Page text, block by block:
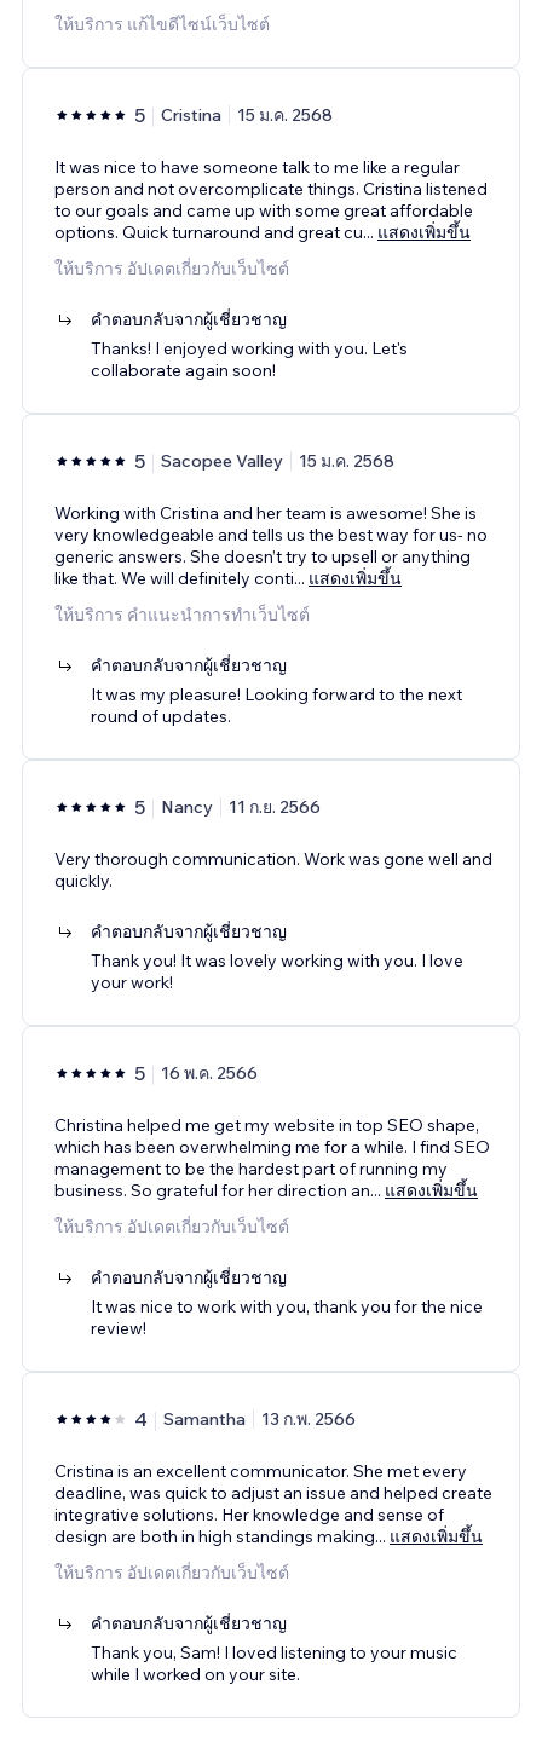
ให้บริการ แก้ไขดีไซน์เว็บไซต์
5 Cristina 15 ม.ค. 2568
It was nice to have someone talk to me like a regular
person and not overcomplicate things. Cristina listened
to our goals and came up with some great affordable
options. Quick turnaround and great cu... แสดงเพิ่มขึ้น
ให้บริการ อัปเดตเกี่ยวกับเว็บไซต์
คำตอบกลับจากผู้เชี่ยวชาญ
Thanks! I enjoyed working with you. Let's
collaborate again soon!
5 Sacopee Valley 15 ม.ค. 2568
Working with Cristina and her team is awesome! She is
very knowledgeable and tells us the best way for us- no
generic answers. She doesn’t try to upsell or anything
like that. We will definitely conti... แสดงเพิ่มขึ้น
ให้บริการ คำแนะนำการทำเว็บไซต์
คำตอบกลับจากผู้เชี่ยวชาญ
It was my pleasure! Looking forward to the next
round of updates.
5 Nancy 11 ก.ย. 2566
Very thorough communication. Work was gone well and
quickly.
คำตอบกลับจากผู้เชี่ยวชาญ
Thank you! It was lovely working with you. I love
your work!
5 16 พ.ค. 2566
Christina helped me get my website in top SEO shape,
which has been overwhelming me for a while. I find SEO
management to be the hardest part of running my
business. So grateful for her direction an... แสดงเพิ่มขึ้น
ให้บริการ อัปเดตเกี่ยวกับเว็บไซต์
คำตอบกลับจากผู้เชี่ยวชาญ
It was nice to work with you, thank you for the nice
review!
4 Samantha 13 ก.พ. 2566
Cristina is an excellent communicator. She met every
deadline, was quick to adjust an issue and helped create
integrative solutions. Her knowledge and sense of
design are both in high standings making... แสดงเพิ่มขึ้น
ให้บริการ อัปเดตเกี่ยวกับเว็บไซต์
คำตอบกลับจากผู้เชี่ยวชาญ
Thank you, Sam! I loved listening to your music
while I worked on your site.